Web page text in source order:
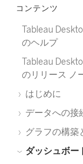
コンテンツ
Tableau
のヘルプ
Tableau
のリリース ノ
はじめに
データへの接
グラフの構築
ダッシュボー